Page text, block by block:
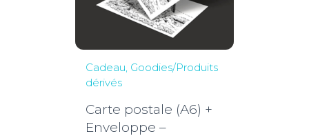
Cadeau Goodies/Produits
dérivés
Carte postale (A6) +
Enveloppe –